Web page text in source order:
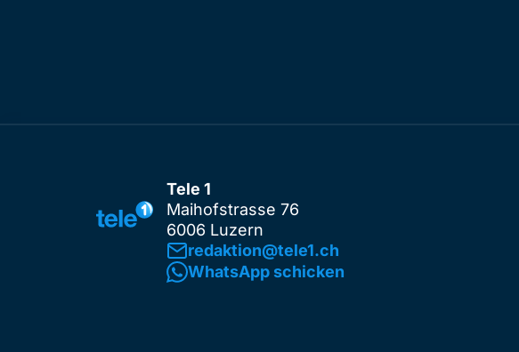
Tele 1
Maihofstrasse 76
6006 Luzern
redaktion@tele1.ch
WhatsApp schicken